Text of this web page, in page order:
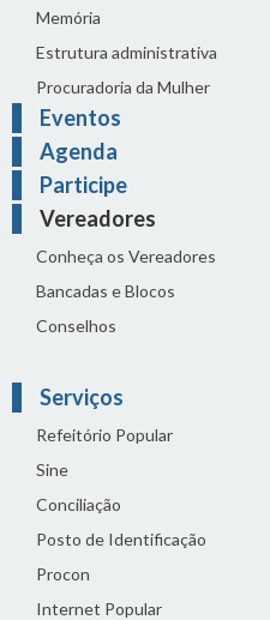
Memória
Estrutura administrativa
Procuradoria da Mulher
Eventos
Agenda
Participe
Vereadores
Conheça os Vereadores
Bancadas e Blocos
Conselhos
Serviços
Refeitório Popular
Sine
Conciliação
Posto de Identificação
Procon
Internet Popular